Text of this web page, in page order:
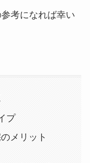
考になれば幸い
プ
メリット